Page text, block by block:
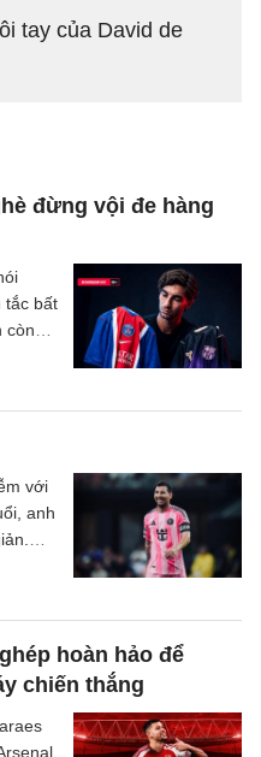
tay của David de
đừng vội đe hàng
tắc bất
còn
với
anh
sao
chọnhoàn hảo để
chiến thắng